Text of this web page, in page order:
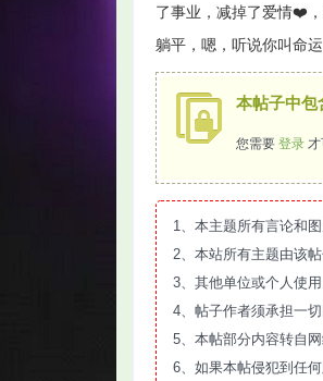
了事业，减掉了爱情❤️
躺平，嗯，听说你叫命
本帖子中包
您需要 登录 才
1、本主题所有言论和
2、本站所有主题由该
3、其他单位或个人使
4、帖子作者须承担一
5、本帖部分内容转自
6、如果本帖侵犯到任